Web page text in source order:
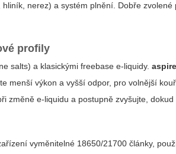
nerez) a systém plnění. Dobře
profily
salts) a klasickými freebase e-liquidy.
menší výkon a vyšší odpor, pro volnější
změně e-liquidu a postupně zvyšujte,
vyměnitelné 18650/21700 články,